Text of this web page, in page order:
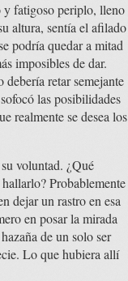
y fatigoso periplo, lleno
altura, sentía el afilado
podría quedar a mitad
imposibles de dar.
retar semejante
las posibilidades
realmente se desea los
voluntad. ¿Qué
Probablemente
dejar un rastro en esa
en posar la mirada
de un solo ser
Lo que hubiera allí